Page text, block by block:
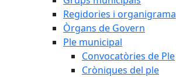
Regidories i organigrama
Òrgans de Govern
Ple municipal
Convocatòries de Ple
Cròniques del ple